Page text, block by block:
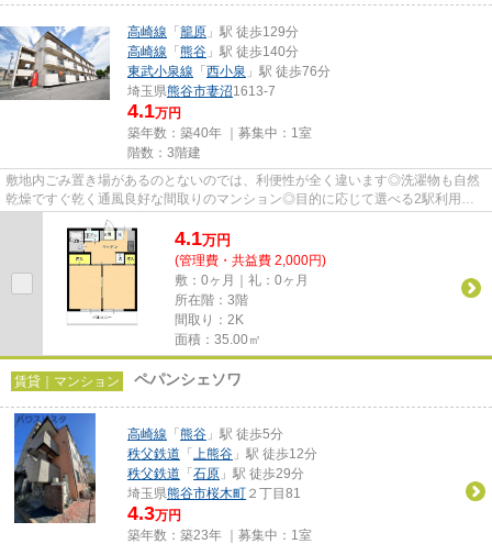
高崎線 「 籠原 」駅 徒歩129分
高崎線 「 熊谷 」駅 徒歩140分
東武小泉線 「 西小泉 」駅 徒歩76分
埼玉県熊谷市妻沼1613-7
4.1万円
築年数：築40年 ｜募集中： 1室
階数：3階建
敷地内ごみ置き場があるのとないのでは、利便性が全く違います◎洗濯物も自然
乾燥ですぐ乾く通風良好な間取りのマンション◎目的に応じて選べる2駅利用可
能なマンションです◎家賃5万円以...
4.1万円
(管理費・共益費 2,000円)
敷：0ヶ月｜礼：0ヶ月
所在階：3階
間取り：2K
面積：35.00㎡
賃貸｜マンション ペパンシェソワ
高崎線 「 熊谷 」駅 徒歩5分
秩父鉄道 「 上熊谷 」駅 徒歩12分
秩父鉄道 「 石原 」駅 徒歩29分
埼玉県熊谷市桜木町 ２丁目81
4.3万円
築年数：築23年 ｜募集中： 1室